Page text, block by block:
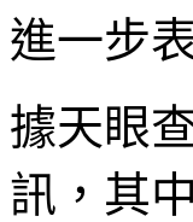
進一步
據天眼
訊，其